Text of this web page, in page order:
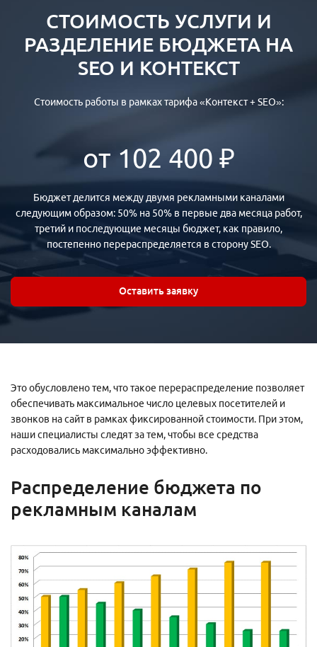
СТОИМОСТЬ УСЛУГИ И
РАЗДЕЛЕНИЕ БЮДЖЕТА НА
SEO И КОНТЕКСТ
Стоимость работы в рамках тарифа «Контекст + SEO»:
от 102 400 ₽
Бюджет делится между двумя рекламными каналами
следующим образом: 50% на 50% в первые два месяца работ,
третий и последующие месяцы бюджет, как правило,
постепенно перераспределяется в сторону SEO.
Оставить заявку
Это обусловлено тем, что такое перераспределение позволяет
обеспечивать максимальное число целевых посетителей и
звонков на сайт в рамках фиксированной стоимости. При этом,
наши специалисты следят за тем, чтобы все средства
расходовались максимально эффективно.
Распределение бюджета по
рекламным каналам